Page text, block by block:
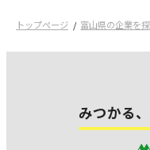
トップページ 富山県の企業を
みつかる